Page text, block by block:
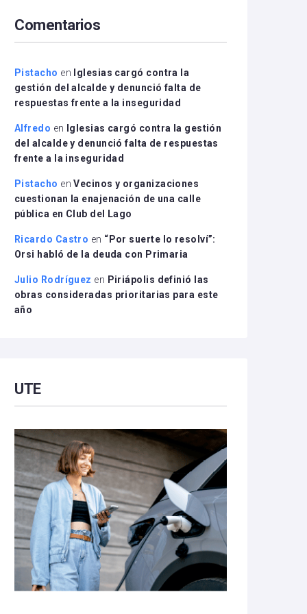
disminuir
el
Comentarios
Pistacho en
Iglesias cargó contra la
gestión del alcalde y denunció falta de
respuestas frente a la inseguridad
Alfredo en
Iglesias cargó contra la gestión
del alcalde y denunció falta de respuestas
frente a la inseguridad
Pistacho enVecinos y organizaciones
cuestionan la enajenación de una calle
pública en Club del Lago
Ricardo Castro en “Por suerte lo resolví”:
Orsi habló de la deuda con Primaria
Julio Rodríguez en Piriápolis definió las
obras consideradas prioritarias para este
año
UTE